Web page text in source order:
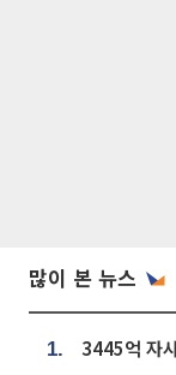
많이 본 뉴스
1.